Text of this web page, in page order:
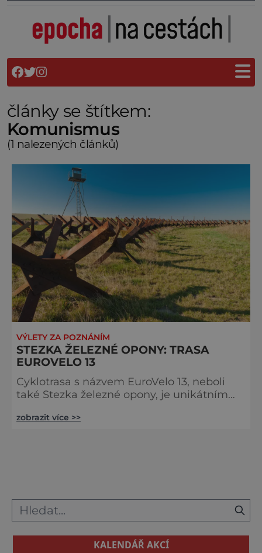
články se štítkem:
Komunismus
(1 nalezených článků)
VÝLETY ZA POZNÁNÍM
STEZKA ŽELEZNÉ OPONY: TRASA
EUROVELO 13
Cyklotrasa s názvem EuroVelo 13, neboli
také Stezka železné opony, je unikátním
jehož cílem je pozitivním způsobem
projet část vedoucí kolem českých hra
zobrazit více >>
KALENDÁŘ AKCÍ